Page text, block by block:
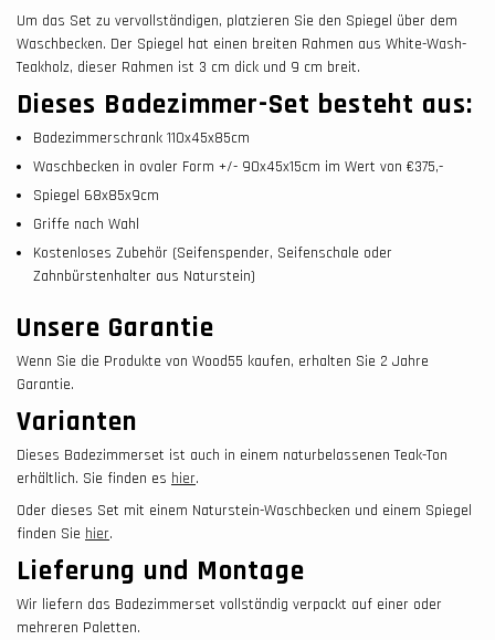
Um das Set zu vervollständigen, platzieren Sie den Spiegel über dem
Waschbecken. Der Spiegel hat einen breiten Rahmen aus White-Wash-
Teakholz, dieser Rahmen ist 3 cm dick und 9 cm breit.
Dieses Badezimmer-Set besteht aus:
Badezimmerschrank 110x45x85cm
Waschbecken in ovaler Form +/- 90x45x15cm im Wert von €375,-
Spiegel 68x85x9cm
Griffe nach Wahl
Kostenloses Zubehör (Seifenspender, Seifenschale oder
Zahnbürstenhalter aus Naturstein)
Unsere Garantie
Wenn Sie die Produkte von Wood55 kaufen, erhalten Sie 2 Jahre
Garantie.
Varianten
Dieses Badezimmerset ist auch in einem naturbelassenen Teak-Ton
erhältlich. Sie finden es hier.
Oder dieses Set mit einem Naturstein-Waschbecken und einem Spiegel
finden Sie hier.
Lieferung und Montage
Wir liefern das Badezimmerset vollständig verpackt auf einer oder
mehreren Paletten.